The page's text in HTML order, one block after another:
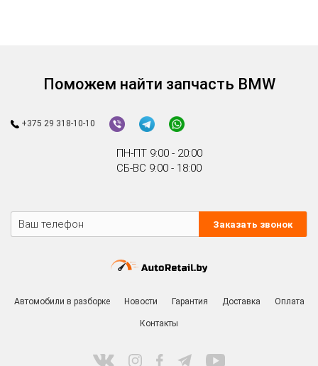
Поможем найти запчасть BMW
+375 29 318-10-10
ПН-ПТ 9:00 - 20:00
СБ-ВС 9:00 - 18:00
Заказать звонок
Автомобили в разборке Новости Гарантия Доставка Оплата
Контакты